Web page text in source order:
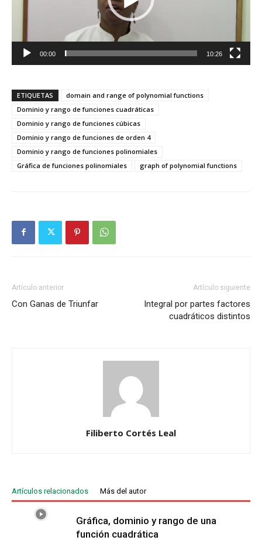
00:00 10:26
ETIQUETAS
domain and range of polynomial functions
Dominio y rango de funciones cuadráticas
Dominio y rango de funciones cúbicas
Dominio y rango de funciones de orden 4
Dominio y rango de funciones polinomiales
Gráfica de funciones polinomiales
graph of polynomial functions
Artículo anterior
Con Ganas de Triunfar
Artículo siguiente
Integral por partes factores
cuadráticos distintos
Filiberto Cortés Leal
Artículos relacionados Más del autor
Gráfica, dominio y rango de una
función cuadrática